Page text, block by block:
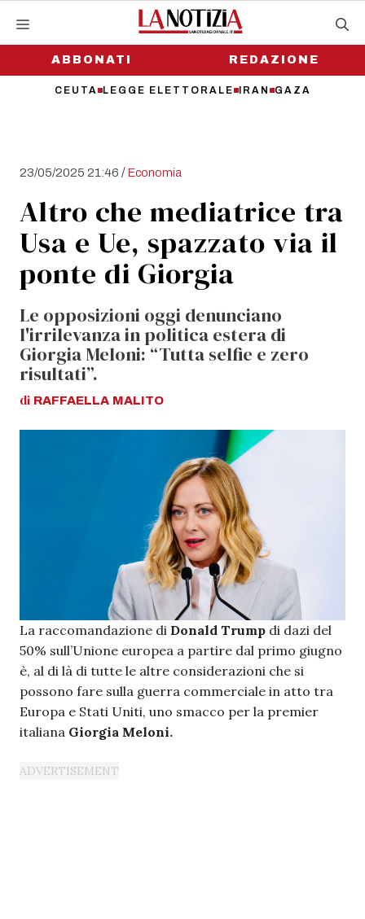
contenutoABBONATI
CEUTA LEGGE ELETTORALE IRAN GAZA
REDAZIONE
23/05/2025 21:46 /Economia
Altro che mediatrice tra
Usa e Ue, spazzato via il
ponte di Giorgia
Le opposizioni oggi denunciano
l'irrilevanza in politica estera di
Giorgia Meloni: “Tutta selfie e zero
risultati”.
di RAFFAELLA MALITO
La raccomandazione di Donald Trump di dazi del
50% sull’Unione europea a partire dal primo giugno
è, al di là di tutte le altre considerazioni che si
possono fare sulla guerra commerciale in atto tra
Europa e Stati Uniti, uno smacco per la premier
italiana Giorgia Meloni.